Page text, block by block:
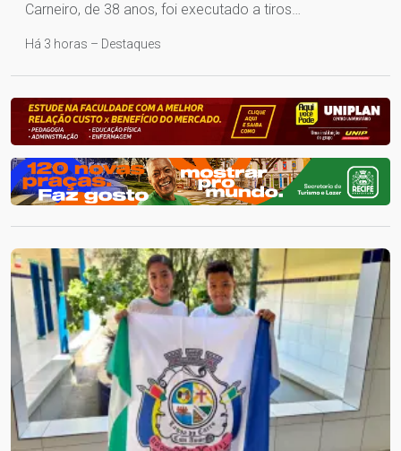
Carneiro, de 38 anos, foi executado a tiros…
Há 3 horas – Destaques